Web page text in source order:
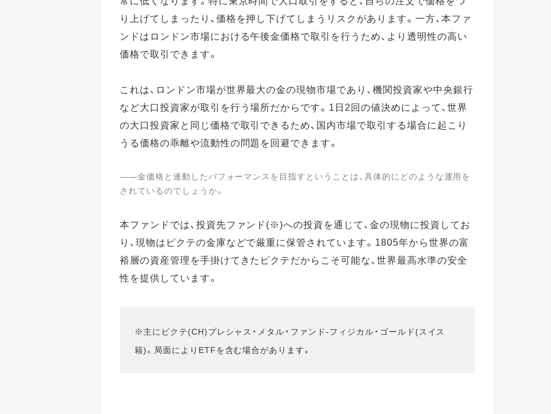
り上げてしまったり、価格を押し下げてしまうリスクがあります。一方、本ファ
ンドはロンドン市場における午後金価格で取引を行うため、より透明性の高い
価格で取引できます。
これは、ロンドン市場が世界最大の金の現物市場であり、機関投資家や中央銀行
など大口投資家が取引を行う場所だからです。1日2回の値決めによって、世界
の大口投資家と同じ価格で取引できるため、国内市場で取引する場合に起こり
うる価格の乖離や流動性の問題を回避できます。
――金価格と連動したパフォーマンスを目指すということは、具体的にどのような運用を
されているのでしょうか。
本ファンドでは、投資先ファンド(※)への投資を通じて、金の現物に投資してお
り、現物はピクテの金庫などで厳重に保管されています。1805年から世界の富
裕層の資産管理を手掛けてきたピクテだからこそ可能な、世界最高水準の安全
性を提供しています。
※主にピクテ(CH)プレシャス・メタル・ファンド-フィジカル・ゴールド(スイス
籍)。局面によりETFを含む場合があります。